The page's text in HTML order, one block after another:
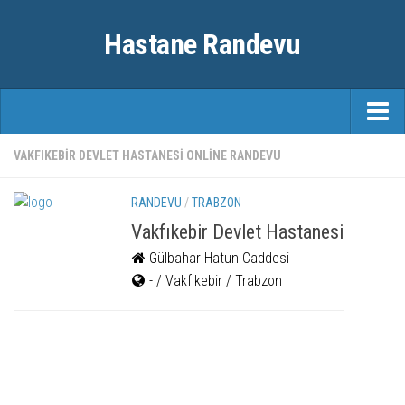
Hastane Randevu
ANASAYFA
RANDEVU
VAKFIKEBIR DEVLET HASTANESI ONLINE RANDEVU
RANDEVU /TRABZON
Vakfıkebir Devlet Hastanesi
Gülbahar Hatun Caddesi
- / Vakfıkebir / Trabzon